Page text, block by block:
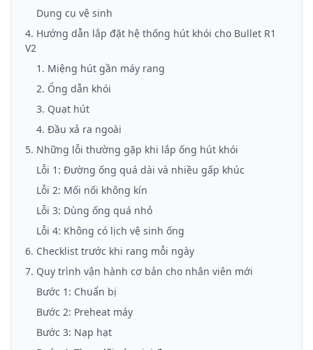
Dụng cụ vệ sinh
4. Hướng dẫn lắp đặt hệ thống hút khói cho Bullet R1
V2
1. Miệng hút gần máy rang
2. Ống dẫn khói
3. Quạt hút
4. Đầu xả ra ngoài
5. Những lỗi thường gặp khi lắp ống hút khói
Lỗi 1: Đường ống quá dài và nhiều gấp khúc
Lỗi 2: Mối nối không kín
Lỗi 3: Dùng ống quá nhỏ
Lỗi 4: Không có lịch vệ sinh ống
6. Checklist trước khi rang mỗi ngày
7. Quy trình vận hành cơ bản cho nhân viên mới
Bước 1: Chuẩn bị
Bước 2: Preheat máy
Bước 3: Nạp hạt